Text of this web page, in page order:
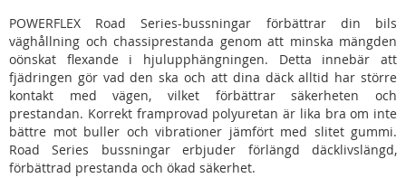
POWERFLEX Road Series-bussningar förbättrar din bils
väghållning och chassiprestanda genom att minska mängden
oönskat flexande i hjulupphängningen. Detta innebär att
fjädringen gör vad den ska och att dina däck alltid har större
kontakt med vägen, vilket förbättrar säkerheten och
prestandan. Korrekt framprovad polyuretan är lika bra om inte
bättre mot buller och vibrationer jämfört med slitet gummi.
Road Series bussningar erbjuder förlängd däcklivslängd,
förbättrad prestanda och ökad säkerhet.